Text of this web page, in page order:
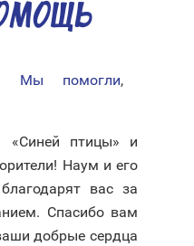
Мы помогли,
«Синей птицы» и
Наум и его
вас за
Спасибо вам
добрые сердца